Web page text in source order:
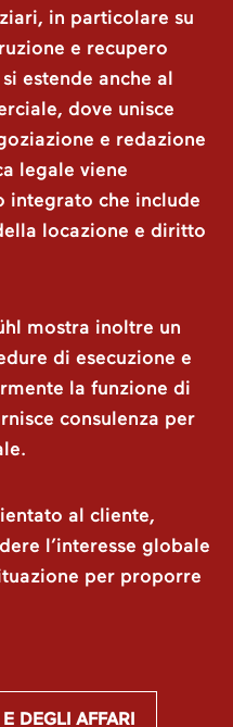
in particolare su
e recupero
estende anche al
dove unisce
e redazione
legale viene
integrato che include
locazione e diritto
mostra inoltre un
di esecuzione e
la funzione di
consulenza per
al cliente,
l’interesse globale
per proporre
DEGLI AFFARI